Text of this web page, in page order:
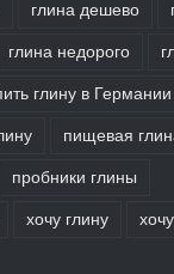
глина дешево
глина недорого
глину в Германии
пищевая
пробники глины
хочу глину